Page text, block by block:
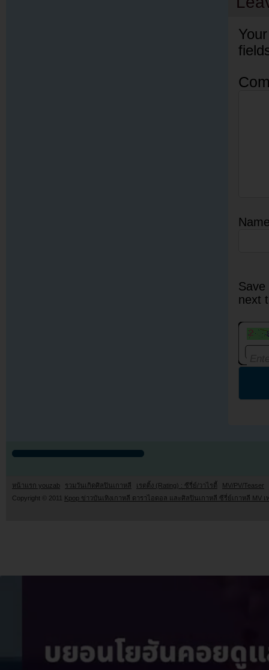
next
หน้าแรก youzab รวมวันเกิดศิลปินเกาหลี เรตติ้ง (Rating) : ซีรี่ย์/วาไรตี้
MV/PV/Teaser
Copyright © 2011
Kpop ข่าวบันเทิงเกาหลี ดาราไอดอล และศิลปินเกาหลี ซีรี่ย์เกาหลี MV